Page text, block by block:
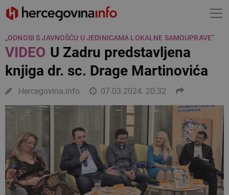
„ODNOSI S JAVNOŠĆU U JEDINICAMA LOKALNE SAMOUPRAVE“
VIDEOU Zadru predstavljena
knjiga dr. sc. Drage Martinovića
Hercegovina.info 07.03.2024. 20:32